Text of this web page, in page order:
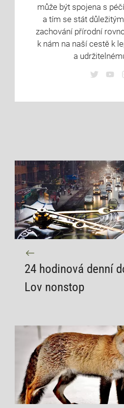
může být spojena s
a tím se stát
zachování přírodní
k nám na naší cestě k
a
24 hodinová denní
Lov nonstop